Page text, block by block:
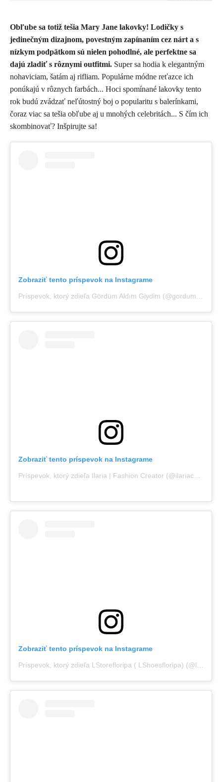
​Obľube sa totiž tešia Mary Jane lakovky! Lodičky s
jedinečným dizajnom, povestným zapínaním cez nárt a s
nízkym podpätkom sú nielen pohodlné, ale perfektne sa
dajú zladiť s rôznymi outfitmi. Super sa hodia k elegantným
nohaviciam, šatám aj rifliam. Populárne módne reťazce ich
ponúkajú v rôznych farbách... Hoci spomínané lakovky tento
rok budú zvádzať neľútostný boj o popularitu s balerínkami,
čoraz viac sa tešia obľube aj u mnohých celebritách... S čím ich
skombinovať? Inšpirujte sa!
Zobraziť tento príspevok na Instagrame
Príspevok, ktorý zdieľa Gördüm Aldım Giydim (@gordumaldimgiydim)
Zobraziť tento príspevok na Instagrame
Príspevok, ktorý zdieľa Ilaria | Fashion Creator (@ilariacastaman)
Zobraziť tento príspevok na Instagrame
Príspevok, ktorý zdieľa LStorefloripa ( LShoesfloripa) (@lstorefloripa)